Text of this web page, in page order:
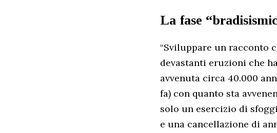
La fase
“Sviluppare un racconto
devastanti eruzioni che
avvenuta circa 40.000
fa) con quanto sta
solo un esercizio di
e una cancellazione di